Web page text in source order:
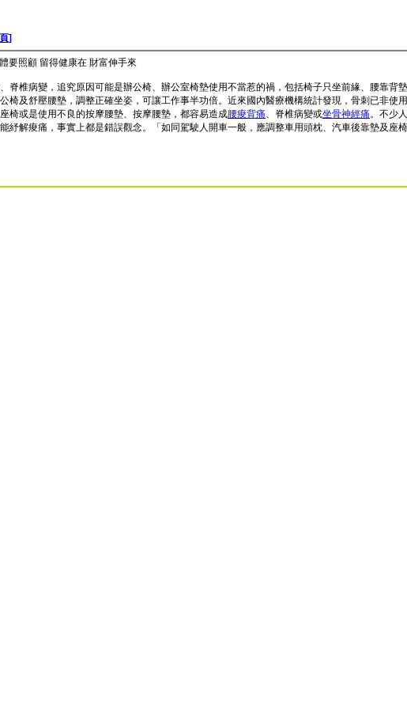
]
要照顧 留得健康在 財富伸手來
椎病變，追究原因可能是辦公椅、辦公室椅墊使用不當惹的禍，包括椅子只坐前緣、腰靠背
椅及舒壓腰墊，調整正確坐姿，可讓工作事半功倍。近來國內醫療機構統計發現，骨刺已非使
椅或是使用不良的按摩腰墊、按摩腰墊，都容易造成腰痠背痛、脊椎病變或坐骨神經痛。不少
紓解痠痛，事實上都是錯誤觀念。「如同駕駛人開車一般，應調整車用頭枕、汽車後靠墊及座